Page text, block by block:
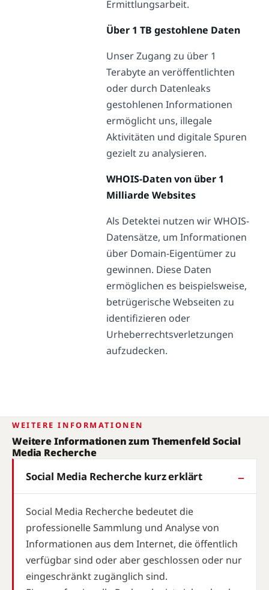
Ermittlungsarbeit.
Über 1 TB gestohlene Daten
Unser Zugang zu über 1
Terabyte an veröffentlichten
oder durch Datenleaks
gestohlenen Informationen
ermöglicht uns, illegale
Aktivitäten und digitale Spuren
gezielt zu analysieren.
WHOIS-Daten von über 1
Milliarde Websites
Als Detektei nutzen wir WHOIS-
Datensätze, um Informationen
über Domain-Eigentümer zu
gewinnen. Diese Daten
ermöglichen es beispielsweise,
betrügerische Webseiten zu
identifizieren oder
Urheberrechtsverletzungen
aufzudecken.
WEITERE INFORMATIONEN
Weitere Informationen zum Themenfeld Social
Media Recherche
Social Media Recherche kurz erklärt
Social Media Recherche bedeutet die
professionelle Sammlung und Analyse von
Informationen aus dem Internet, die öffentlich
verfügbar sind oder aber geschlossen oder nur
eingeschränkt zugänglich sind.